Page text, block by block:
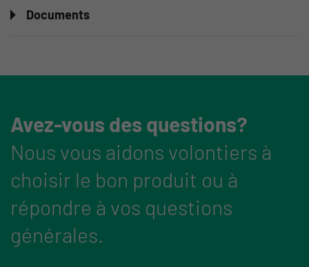
Documents
Avez-vous des questions?
Nous vous aidons volontiers à
choisir le bon produit ou à
répondre à vos questions
générales.